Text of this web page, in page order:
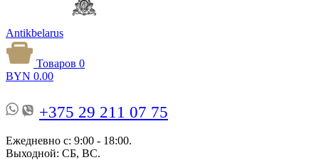
Antikbelarus
Товаров 0
BYN 0.00
+375 29 211 07 75
Ежедневно с: 9:00 - 18:00.
Выходной: СБ, ВС.